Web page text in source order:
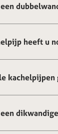
heeft u
kachelpijpen